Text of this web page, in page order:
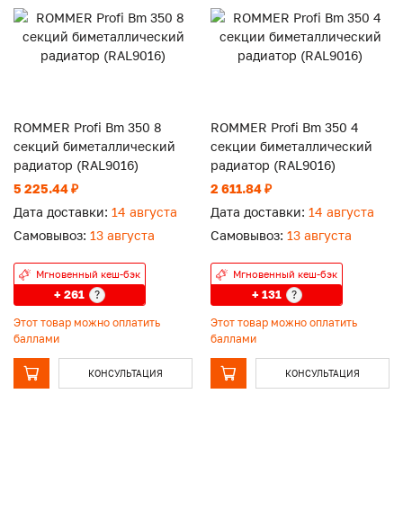
ROMMER Profi Bm 350 8
секций биметаллический
радиатор (RAL9016)
5 225.44 ₽
Дата доставки: 14 августа
Самовывоз: 13 августа
Мгновенный кеш-бэк
+ 261 ?
Этот товар можно оплатить
баллами
КОНСУЛЬТАЦИЯ
ROMMER Profi Bm 350 4
секции биметаллический
радиатор (RAL9016)
2 611.84 ₽
Дата доставки: 14 августа
Самовывоз: 13 августа
Мгновенный кеш-бэк
+ 131 ?
Этот товар можно оплатить
баллами
КОНСУЛЬТАЦИЯ